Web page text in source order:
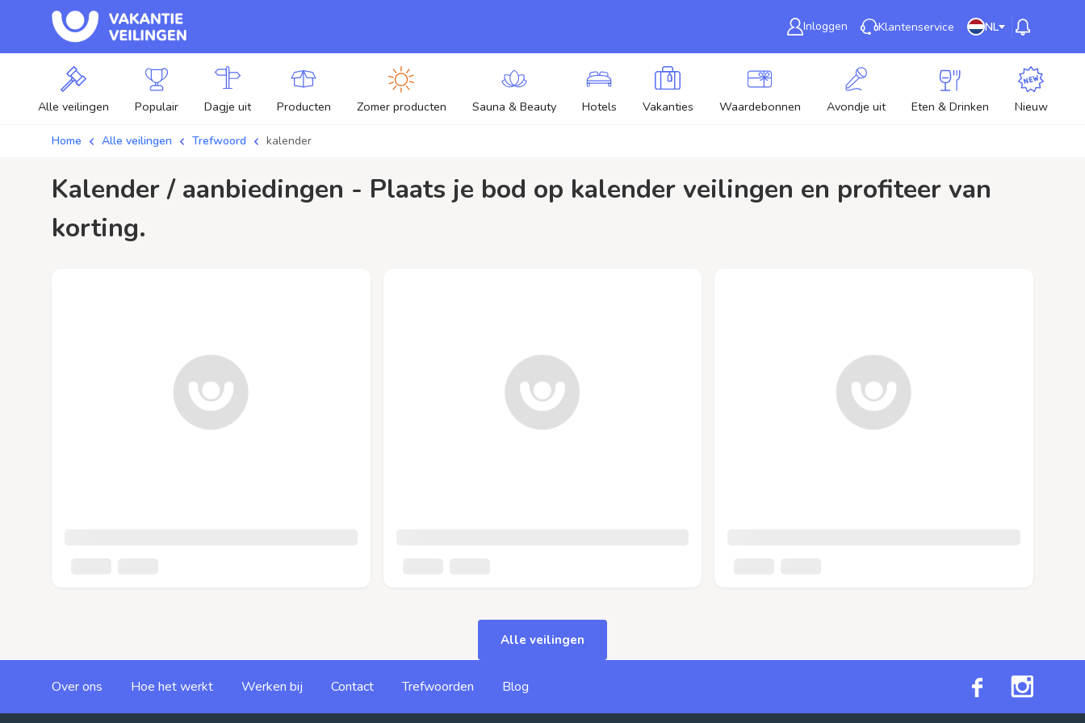
Inloggen Klantenservice NL
Alle veilingen Populair Dagje uit Producten Zomer producten Sauna & Beauty Hotels Vakanties Waardebonnen Avondje uit Eten & Drinken Nieuw
Home Alle veilingen Trefwoord kalender
kalender / aanbiedingen - Plaats je bod op kalender veilingen en profiteer van
korting.
Alle veilingen
Over ons Hoe het werkt Werken bij Contact Trefwoorden Blog